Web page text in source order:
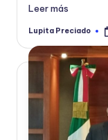
a
Leer más
Publicado
Lupita Preciado